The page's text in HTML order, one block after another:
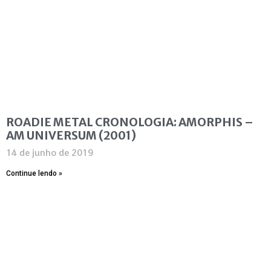
ROADIE METAL CRONOLOGIA: AMORPHIS –
AM UNIVERSUM (2001)
14 de junho de 2019
Continue lendo »